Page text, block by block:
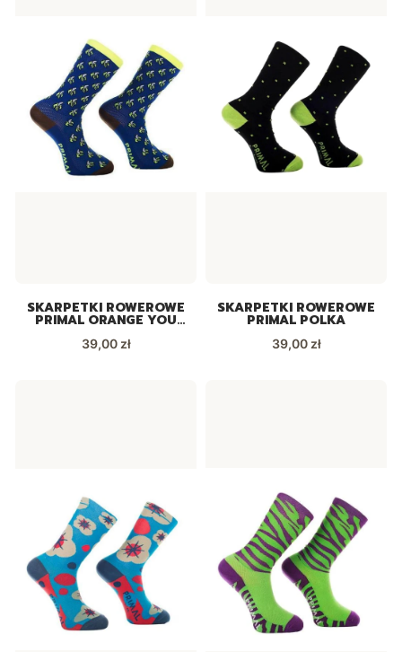
SKARPETKI ROWEROWE
PRIMAL ORANGE YOU
Cena
39,00 zł
SKARPETKI ROWEROWE
PRIMAL POLKA
Cena
39,00 zł